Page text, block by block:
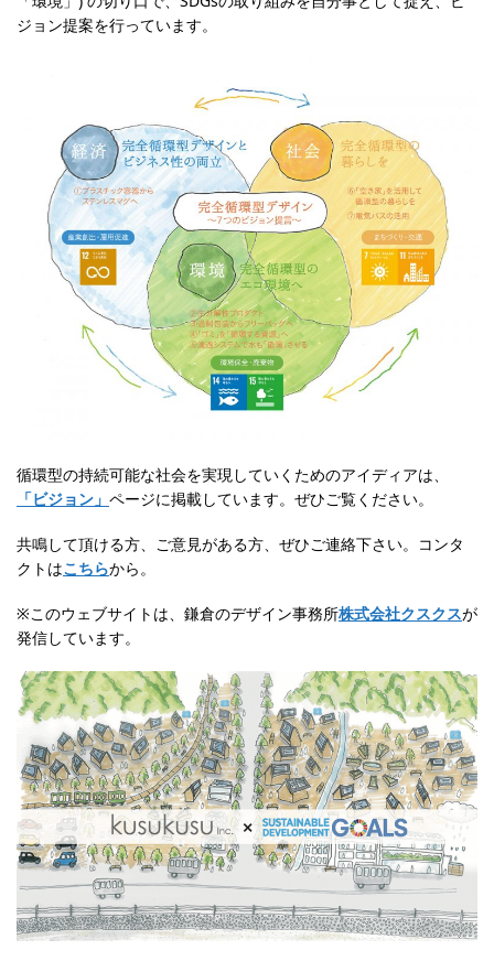
ジョン提案を行っています。
循環型の持続可能な社会を実現していくためのアイディアは、
「ビジョン」 ページに掲載しています。ぜひご覧ください。
共鳴して頂ける方、ご意見がある方、ぜひご連絡下さい。コンタ
クトはこちらから。
※このウェブサイトは、鎌倉のデザイン事務所株式会社クスクスが
発信しています。